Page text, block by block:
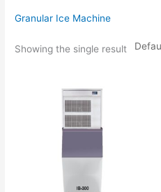
Granular Ice Machine
Showing the single result